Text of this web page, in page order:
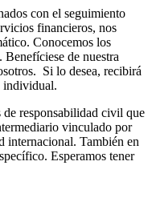
con el seguimiento
financieros, nos
Conocemos los
Benefíciese de nuestra
Si lo desea, recibirá
individual.
de responsabilidad civil que
vinculado por
internacional. También en
Esperamos tener